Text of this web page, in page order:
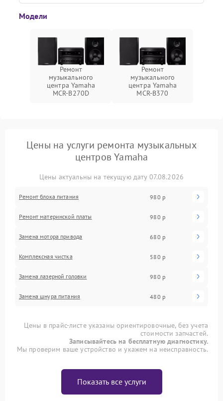
Модели
Ремонт
музыкального
центра Yamaha
MCR-B270D
Ремонт
музыкального
центра Yamaha
MCR-B370
Цены на услуги ремонта музыкальных
центров Yamaha
Цены актуальны на текущую дату 07.08.2026
Ремонт блока питания 980 р
Ремонт материнской платы 980 р
Замена мотора привода 680 р
Комплексная чистка 580 р
Замена лазерной головки 980 р
Замена шнура питания 480 р
Цены в прайс-листе указаны ориентировочные, без учета
стоимости запчастей.
Записывайтесь на бесплатную диагностику.
Мы проверим ваше устройство и укажем на неисправность.
Показать все услуги